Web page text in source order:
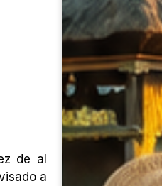
de al
a